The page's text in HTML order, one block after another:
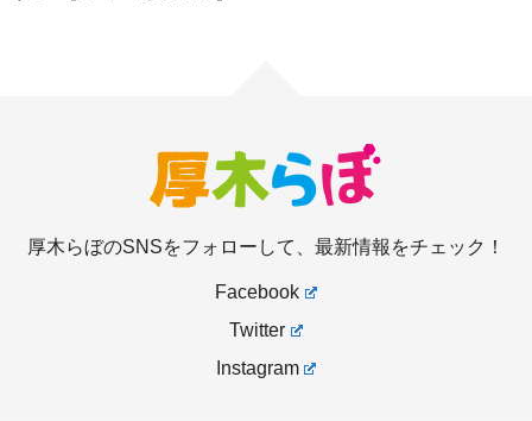
厚木らぼのSNSをフォローして、最新情報をチェック！
Facebook
Twitter
Instagram